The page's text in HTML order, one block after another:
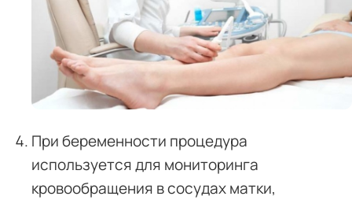
При беременности процедура
используется для мониторинга
кровообращения в сосудах матки,